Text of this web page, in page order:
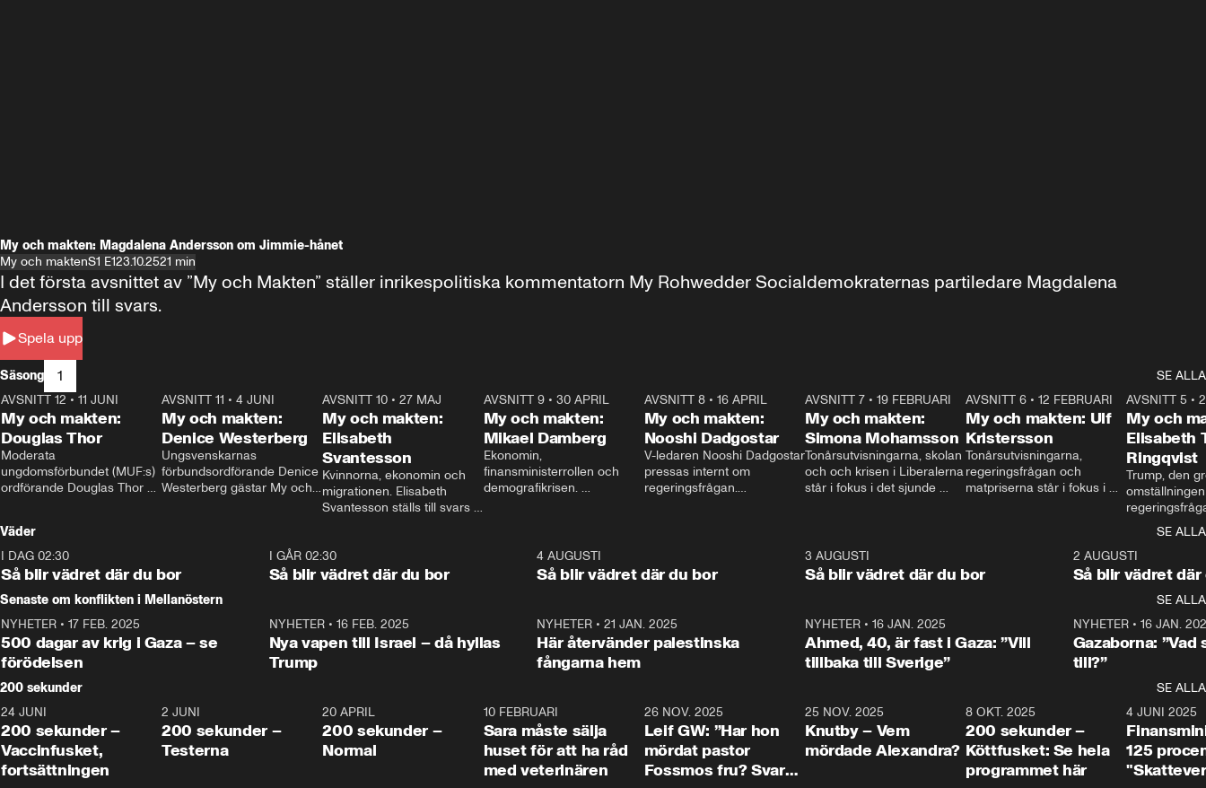
My och makten: Magdalena Andersson om Jimmie-hånet
My och maktenS1 E123.10.2521 min
Spela upp
I det första avsnittet av ”My och Makten” ställer inrikespolitiska kommentatorn My Rohwedder Socialdemokraternas partiledare Magdalena
Andersson till svars.
Säsong 1
SE ALLA
26:27
AVSNITT 12 • 11 JUNI
My och makten:
Douglas Thor
Moderata
ungdomsförbundet (MUF:s)
ordförande Douglas Thor
tonårsutvisningarna och hur
Moderaterna ska locka
väljare till valet i höst.
23:40
AVSNITT 11 •4 JUNI
My och makten:
Denice Westerberg
Ungsvenskarnas
förbundsordförande Denice
Westerberg gästar My och
AVSNITT 10 •27 MAJ
My och makten:
Elisabeth
Svantesson
Kvinnorna, ekonomin och
migrationen. Elisabeth
Svantesson ställs till svars
AVSNITT 9• 30 APRIL
My och makten:
Mikael Damberg
Ekonomin,
finansministerrollen och
demografikrisen.
och Makten.
AVSNITT 8• 16 APRIL
My och makten:
Nooshi Dadgostar
V-ledaren Nooshi Dadgostar
pressas internt om
regeringsfrågan.
– Vi ställer upp i val. Ska vi
vara med så sitter vi förstås
24:30
AVSNITT 7• 19 FEBRUARI
My och makten:
Simona Mohamsson
Tonårsutvisningarna, skolan
och och krisen i Liberalerna
står i fokus i det sjunde
kommentator My
Rohwedder ställer
utbildnings- och
Mohamsson till svars.
27:30
AVSNITT 6 •12 FEBRUARI
My och makten: Ulf
Kristersson
Tonårsutvisningarna,
regeringsfrågan och
matpriserna står i fokus i
Rohwedder ställer
statsminister Ulf Kristersson
AVSNITT 5 •
My och
Elisabeth
Ringqvist
Trump, den
centrum i
avsnittet av
Makten”. Se
Aftonbladets
Rohwedder
Thand Ring
Väder
SE ALLA
I DAG 02:30
Så blir vädret där du bor
1:06
I GÅR 02:30
Så blir vädret där du bor
4 AUGUSTI
Så blir vädret där du bor
3 AUGUSTI
Så blir vädret där du bor
2 AUGUSTI
Så blir vädret där
Senaste om konflikten i Mellanöstern
SE ALLA
NYHETER • 17 FEB. 2025
500 dagar av krig i Gaza – se
förödelsen
NYHETER• 16 FEB. 2025
Nya vapen till Israel – då hyllas
Trump
NYHETER •21 JAN. 2025
Här återvänder palestinska
fångarna hem
NYHETER• 16 JAN. 2025
Ahmed, 40, är fast i Gaza: ”Vill
tillbaka till Sverige”
NYHETER• 16 JAN.
Gazaborna:
till?”
200 sekunder
SE ALLA
5:00
24 JUNI
200 sekunder –
Vaccinfusket,
fortsättningen
4:23
2 JUNI
200 sekunder –
Testerna
20 APRIL
200 sekunder –
Normal
10 FEBRUARI
Sara måste sälja
huset för att ha råd
med veterinären
26 NOV. 2025
Leif GW: ”Har hon
mördat pastor
Fossmos fru? Svar
31:05
25 NOV. 2025
Knutby – Vem
mördade Alexandra?
4:29
8 OKT. 2025
200 sekunder –
Köttfusket: Se hela
programmet här
4 JUNI 2025
125